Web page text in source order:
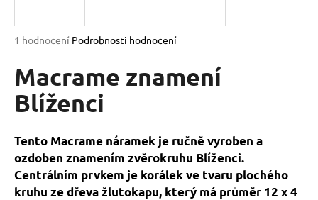
Průměrné
produktu
je
5,0
1 hodnocení Podrobnosti hodnocení
Macrame znamení
Blíženci
Tento Macrame náramek je ručně vyroben a
ozdoben znamením zvěrokruhu Blíženci.
Centrálním prvkem je korálek ve tvaru plochého
kruhu ze dřeva žlutokapu, který má průměr 12 x 4
j
t
?
HLEDAT